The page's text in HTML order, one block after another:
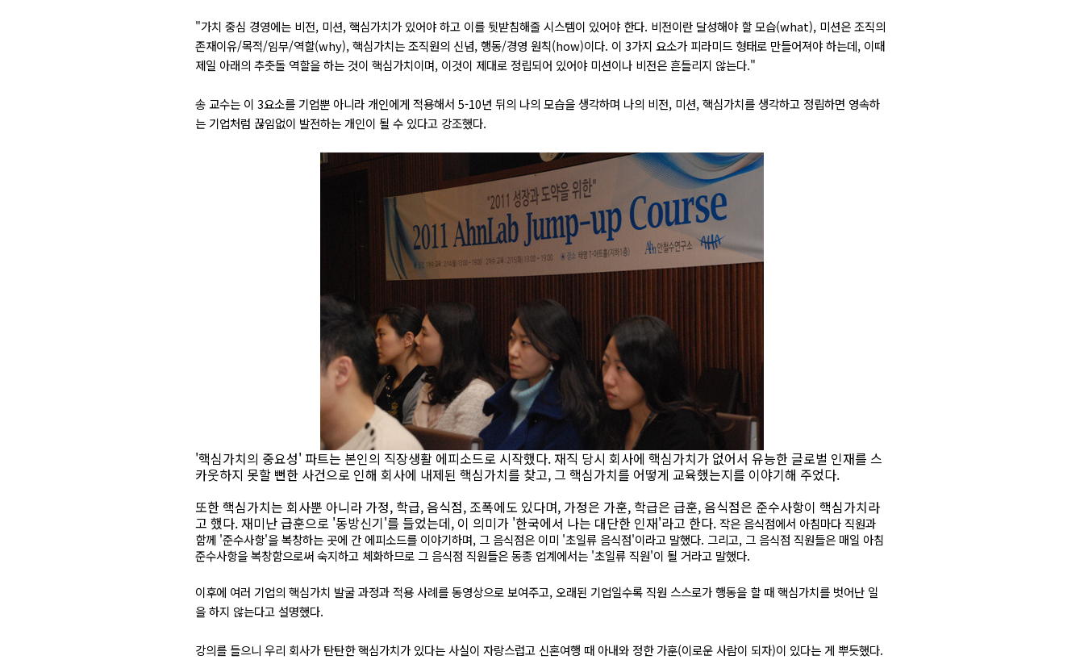
"가치 중심 경영에는 비전, 미션, 핵심가치가 있어야 하고 이를 뒷받침해줄 시스템이 있어야 한다. 비전이란 달성해야 할 모습(what), 미션은 조직의
존재이유/목적/임무/역할(why), 핵심가치는 조직원의 신념, 행동/경영 원칙(how)이다. 이 3가지 요소가 피라미드 형태로 만들어져야 하는데, 이때
제일 아래의 추춧돌 역할을 하는 것이 핵심가치이며, 이것이 제대로 정립되어 있어야 미션이나 비전은 흔들리지 않는다."
송 교수는 이 3요소를 기업뿐 아니라 개인에게 적용해서 5-10년 뒤의 나의 모습을 생각하며 나의 비전, 미션, 핵심가치를 생각하고 정립하면 영속하
는 기업처럼 끊임없이 발전하는 개인이 될 수 있다고 강조했다.
'핵심가치의 중요성' 파트는 본인의 직장생활 에피소드로 시작했다. 재직 당시 회사에 핵심가치가 없어서 유능한 글로벌 인재를 스
카웃하지 못할 뻔한 사건으로 인해 회사에 내제된 핵심가치를 찾고, 그 핵심가치를 어떻게 교육했는지를 이야기해 주었다.
또한 핵심가치는 회사뿐 아니라 가정, 학급, 음식점, 조폭에도 있다며, 가정은 가훈, 학급은 급훈, 음식점은 준수사항이 핵심가치라
고 했다. 재미난 급훈으로 '동방신기'를 들었는데, 이 의미가 '한국에서 나는 대단한 인재'라고 한다.작은 음식점에서 아침마다 직원과
함께 '준수사항'을 복창하는 곳에 간 에피소드를 이야기하며, 그 음식점은 이미 '초일류 음식점'이라고 말했다. 그리고, 그 음식점 직원들은 매일 아침
준수사항을 복창함으로써 숙지하고 체화하므로 그 음식점 직원들은 동종 업계에서는 '초일류 직원'이 될 거라고 말했다.
이후에 여러 기업의 핵심가치 발굴 과정과 적용 사례를 동영상으로 보여주고, 오래된 기업일수록 직원 스스로가 행동을 할 때 핵심가치를 벗어난 일
을 하지 않는다고 설명했다.
강의를 들으니 우리 회사가 탄탄한 핵심가치가 있다는 사실이 자랑스럽고 신혼여행 때 아내와 정한 가훈(이로운 사람이 되자)이 있다는 게 뿌듯했다.